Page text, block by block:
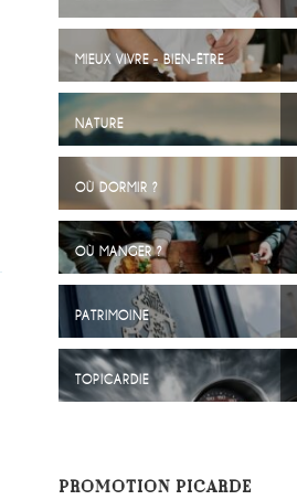
MIEUX VIVRE - BIEN-ÊTRE
NATURE
OÙ DORMIR ?
OÙ MANGER ?
PATRIMOINE
TOPICARDIE
PROMOTION PICARDE